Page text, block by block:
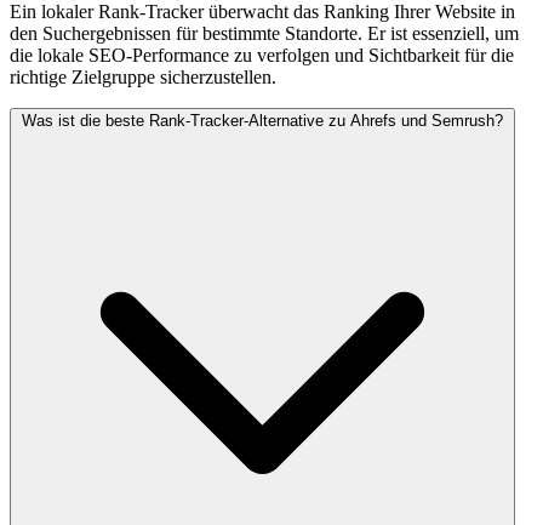
Ein lokaler Rank-Tracker überwacht das Ranking Ihrer Website in
den Suchergebnissen für bestimmte Standorte. Er ist essenziell, um
die lokale SEO-Performance zu verfolgen und Sichtbarkeit für die
richtige Zielgruppe sicherzustellen.
Was ist die beste Rank-Tracker-Alternative zu Ahrefs und Semrush?